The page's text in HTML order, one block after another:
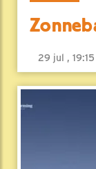
29 jul , 19:15